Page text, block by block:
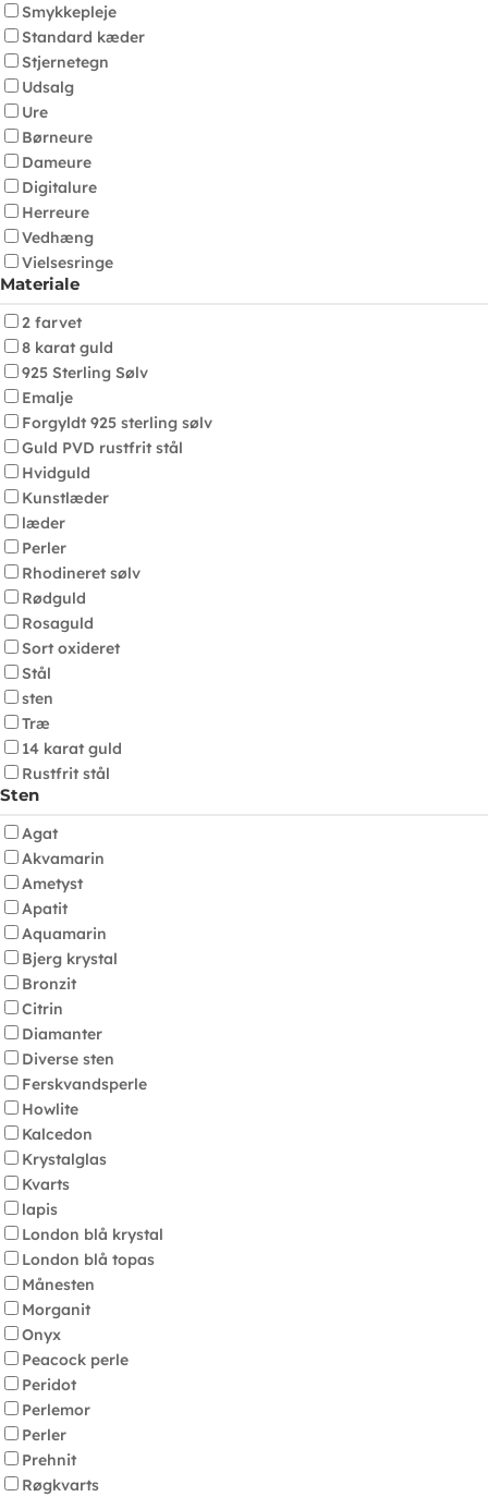
Smykkepleje
Standard kæder
Stjernetegn
Udsalg
Ure
Børneure
Dameure
Digitalure
Herreure
Vedhæng
Vielsesringe
Materiale
2 farvet
8 karat guld
925 Sterling Sølv
Emalje
Forgyldt 925 sterling sølv
Guld PVD rustfrit stål
Hvidguld
Kunstlæder
læder
Perler
Rhodineret sølv
Rødguld
Rosaguld
Sort oxideret
Stål
sten
Træ
14 karat guld
Rustfrit stål
Sten
Agat
Akvamarin
Ametyst
Apatit
Aquamarin
Bjerg krystal
Bronzit
Citrin
Diamanter
Diverse sten
Ferskvandsperle
Howlite
Kalcedon
Krystalglas
Kvarts
lapis
London blå krystal
London blå topas
Månesten
Morganit
Onyx
Peacock perle
Peridot
Perlemor
Perler
Prehnit
Røgkvarts